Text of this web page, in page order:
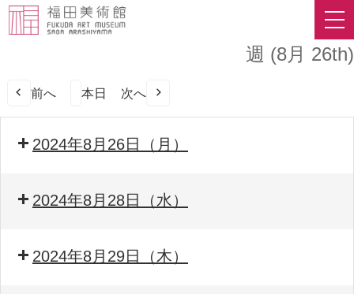
週 (8月 26th)
前へ 本日 次へ
2024年8月26日（月）
2024年8月28日（水）
2024年8月29日（木）